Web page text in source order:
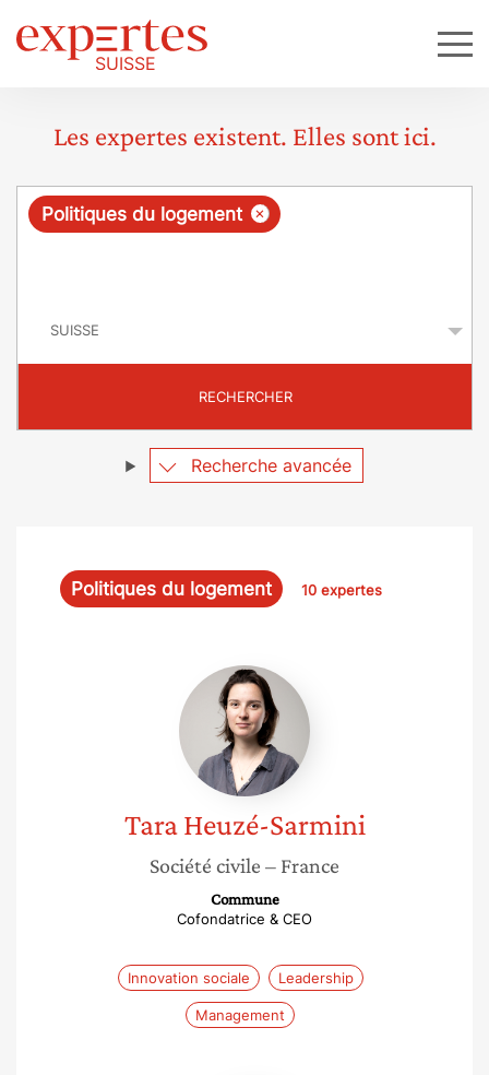
Les expertes existent. Elles sont ici.
R
ê
e
×
Politiques du logement
RECHERCHER
Recherche avancée
Politiques du logement 10 expertes
Tara
Heuzé-
Sarmini
Tara Heuzé-Sarmini
Société civile – France
Commune
Cofondatrice & CEO
Innovation sociale Leadership
Management